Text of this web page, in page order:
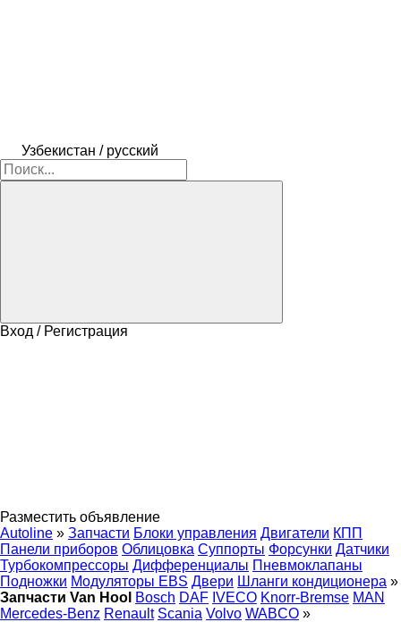
Узбекистан / русский
Вход / Регистрация
Разместить объявление
Autoline » Запчасти Блоки управления Двигатели КПП
Панели приборов Облицовка Суппорты Форсунки Датчики
Турбокомпрессоры Дифференциалы Пневмоклапаны
Подножки Модуляторы EBS Двери Шланги кондиционера »
Запчасти Van Hool Bosch DAF IVECO Knorr-Bremse MAN
Mercedes-Benz Renault Scania Volvo WABCO »